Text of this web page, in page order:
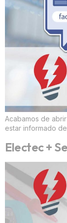
Acabamos de
estar informado
Electec +